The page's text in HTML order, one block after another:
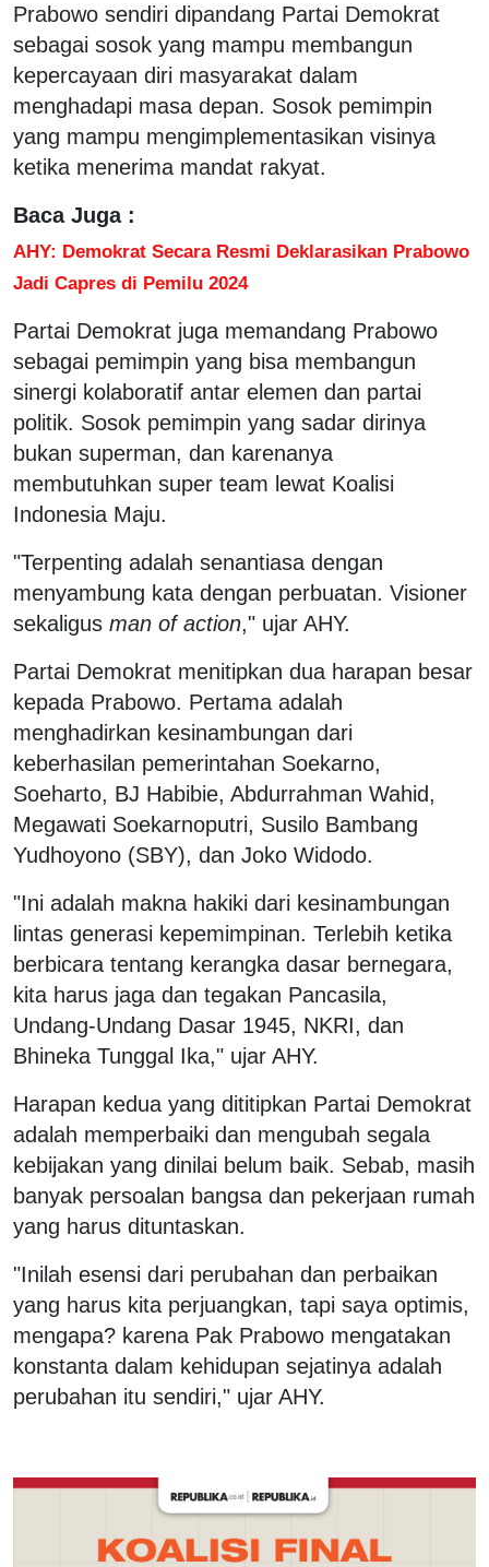
Prabowo sendiri dipandang Partai Demokrat
sebagai sosok yang mampu membangun
kepercayaan diri masyarakat dalam
menghadapi masa depan. Sosok pemimpin
yang mampu mengimplementasikan visinya
ketika menerima mandat rakyat.
Baca Juga :
AHY: Demokrat Secara Resmi Deklarasikan Prabowo
Jadi Capres di Pemilu 2024
Partai Demokrat juga memandang Prabowo
sebagai pemimpin yang bisa membangun
sinergi kolaboratif antar elemen dan partai
politik. Sosok pemimpin yang sadar dirinya
bukan superman, dan karenanya
membutuhkan super team lewat Koalisi
Indonesia Maju.
"Terpenting adalah senantiasa dengan
menyambung kata dengan perbuatan. Visioner
sekaligus man of action," ujar AHY.
Partai Demokrat menitipkan dua harapan besar
kepada Prabowo. Pertama adalah
menghadirkan kesinambungan dari
keberhasilan pemerintahan Soekarno,
Soeharto, BJ Habibie, Abdurrahman Wahid,
Megawati Soekarnoputri, Susilo Bambang
Yudhoyono (SBY), dan Joko Widodo.
"Ini adalah makna hakiki dari kesinambungan
lintas generasi kepemimpinan. Terlebih ketika
berbicara tentang kerangka dasar bernegara,
kita harus jaga dan tegakan Pancasila,
Undang-Undang Dasar 1945, NKRI, dan
Bhineka Tunggal Ika," ujar AHY.
Harapan kedua yang dititipkan Partai Demokrat
adalah memperbaiki dan mengubah segala
kebijakan yang dinilai belum baik. Sebab, masih
banyak persoalan bangsa dan pekerjaan rumah
yang harus dituntaskan.
"Inilah esensi dari perubahan dan perbaikan
yang harus kita perjuangkan, tapi saya optimis,
mengapa? karena Pak Prabowo mengatakan
konstanta dalam kehidupan sejatinya adalah
perubahan itu sendiri," ujar AHY.